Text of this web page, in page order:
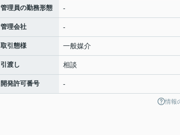
管理員の勤務形態 -
管理会社 -
取引態様 一般媒介
引渡し 相談
開発許可番号 -
情報